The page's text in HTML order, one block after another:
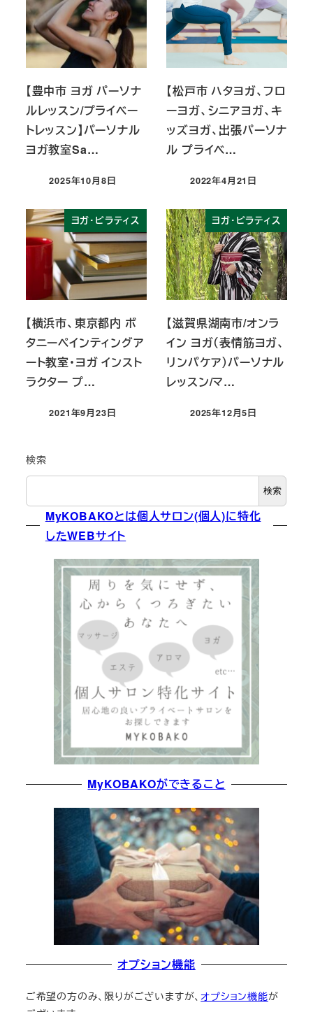
【豊中市 ヨガ パーソナ
ルレッスン/プライベー
トレッスン】パーソナル
ヨガ教室Sa…
投稿日
2025年10月8日
【松戸市 ハタヨガ、フロ
ーヨガ、シニアヨガ、キ
ッズヨガ、出張パーソナ
ル プライベ…
投稿日
2022年4月21日
ヨガ・ピラティス
【横浜市、東京都内 ボ
タニーペインティングア
ート教室・ヨガ インスト
ラクター プ…
投稿日
2021年9月23日
ヨガ・ピラティス
【滋賀県湖南市/オンラ
イン ヨガ（表情筋ヨガ、
リンパケア）パーソナル
レッスン/マ…
投稿日
2025年12月5日
検索
検索
MyKOBAKOとは個人サロン(個人)に特化
したWEBサイト
MyKOBAKOができること
オプション機能
ご希望の方のみ、限りがございますが、オプション機能が